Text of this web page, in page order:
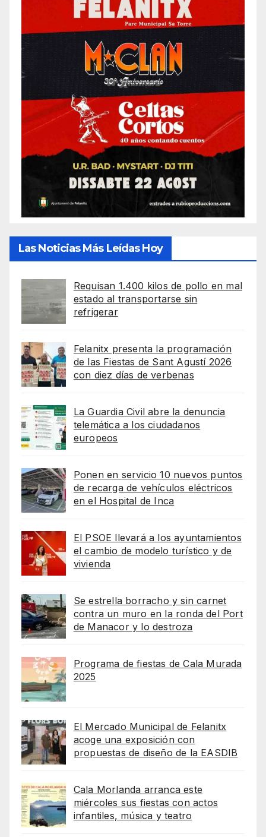
Las Noticias Más Leídas Hoy
Requisan 1.400 kilos de pollo en mal
estado al transportarse sin
refrigerar
Felanitx presenta la programación
de las Fiestas de Sant Agustí 2026
con diez días de verbenas
La Guardia Civil abre la denuncia
telemática a los ciudadanos
europeos
Ponen en servicio 10 nuevos puntos
de recarga de vehículos eléctricos
en el Hospital de Inca
El PSOE llevará a los ayuntamientos
el cambio de modelo turístico y de
vivienda
Se estrella borracho y sin carnet
contra un muro en la ronda del Port
de Manacor y lo destroza
Programa de fiestas de Cala Murada
2025
El Mercado Municipal de Felanitx
acoge una exposición con
propuestas de diseño de la EASDIB
Cala Morlanda arranca este
miércoles sus fiestas con actos
infantiles, música y teatro